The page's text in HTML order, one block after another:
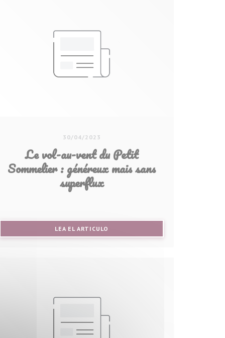
30/04/2023
Le vol-au-vent du Petit
Sommelier : généreux mais sans
superflux
LEA EL ARTICULO